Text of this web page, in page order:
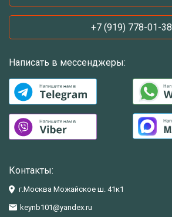
+7 (919) 778-01-38
Написать в мессенджеры:
Контакты:
г.Москва Можайское ш. 41к1
keynb101@yandex.ru